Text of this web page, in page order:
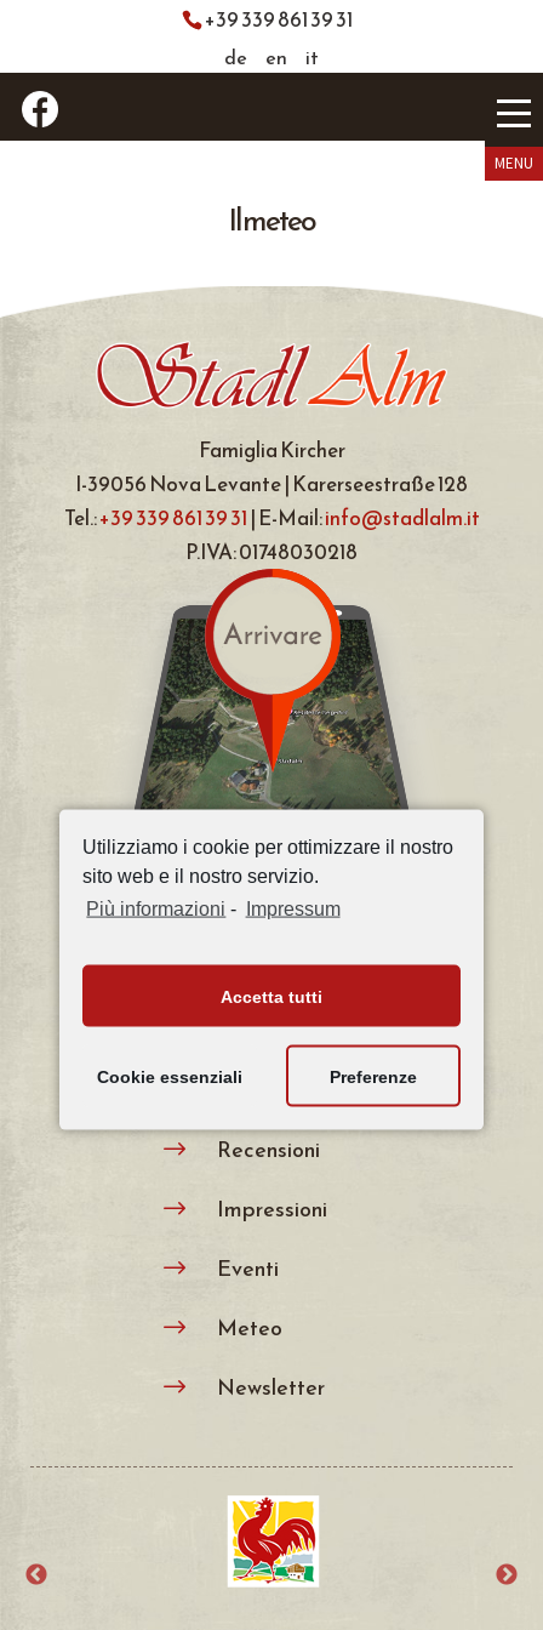
Utilizziamo i cookie per ottimizzare il nostro
sito web e il nostro servizio.
Più informazioni - Impressum
Accetta tutti
Cookie essenziali Preferenze
+39 339 861 39 31
de en it
Il meteo
Famiglia Kircher
I-39056 Nova Levante | Karerseestraße 128
Tel.:+39 339 861 39 31| E-Mail:info@stadlalm.it
P.IVA: 01748030218
$ Webcam & Video
$ Recensioni
$ Impressioni
$ Eventi
$ Meteo
$ Newsletter